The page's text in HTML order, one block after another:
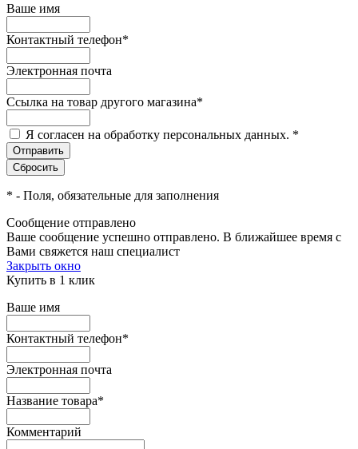
Ваше имя
Контактный телефон*
Электронная почта
Ссылка на товар другого магазина*
Я согласен на обработку персональных данных. *
* - Поля, обязательные для заполнения
Сообщение отправлено
Ваше сообщение успешно отправлено. В ближайшее время с
Вами свяжется наш специалист
Закрыть окно
Купить в 1 клик
Ваше имя
Контактный телефон*
Электронная почта
Название товара*
Комментарий